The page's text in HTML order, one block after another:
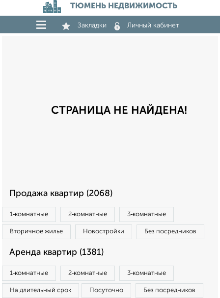
ТЮМЕНЬ НЕДВИЖИМОСТЬ
Закладки Личный кабинет
СТРАНИЦА НЕ НАЙДЕНА!
Продажа квартир (2068)
1‑комнатные 2‑комнатные 3‑комнатные
Вторичное жилье Новостройки Без посредников
Аренда квартир (1381)
1‑комнатные 2‑комнатные 3‑комнатные
На длительный срок Посуточно Без посредников